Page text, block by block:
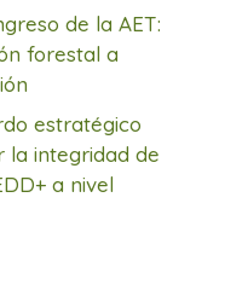
de la AET:
forestal a
estratégico
la integridad de
a nivel